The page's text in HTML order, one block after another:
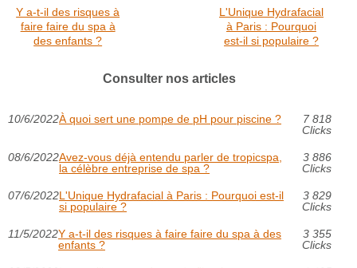
Y a-t-il des risques à
faire faire du spa à
des enfants ?
L'Unique Hydrafacial
à Paris : Pourquoi
est-il si populaire ?
Consulter nos articles
10/6/2022À quoi sert une pompe de pH pour piscine ?
7 818
Clicks
08/6/2022Avez-vous déjà entendu parler de tropicspa,
la célèbre entreprise de spa ?
3 886
Clicks
07/6/2022L'Unique Hydrafacial à Paris : Pourquoi est-il
si populaire ?
3 829
Clicks
11/5/2022Y a-t-il des risques à faire faire du spa à des
enfants ?
3 355
Clicks